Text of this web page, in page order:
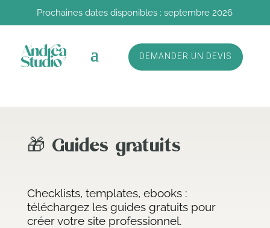
Prochaines dates disponibles : septembre 2026
DEMANDER UN DEVIS
🎁 Guides gratuits
Checklists, templates, ebooks :
téléchargez les guides gratuits pour
créer votre site professionnel.